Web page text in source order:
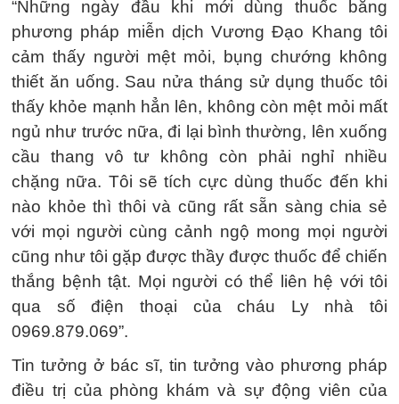
“Những ngày đầu khi mới dùng thuốc bằng
phương pháp miễn dịch Vương Đạo Khang tôi
cảm thấy người mệt mỏi, bụng chướng không
thiết ăn uống. Sau nửa tháng sử dụng thuốc tôi
thấy khỏe mạnh hẳn lên, không còn mệt mỏi mất
ngủ như trước nữa, đi lại bình thường, lên xuống
cầu thang vô tư không còn phải nghỉ nhiều
chặng nữa. Tôi sẽ tích cực dùng thuốc đến khi
nào khỏe thì thôi và cũng rất sẵn sàng chia sẻ
với mọi người cùng cảnh ngộ mong mọi người
cũng như tôi gặp được thầy được thuốc để chiến
thắng bệnh tật. Mọi người có thể liên hệ với tôi
qua số điện thoại của cháu Ly nhà tôi
0969.879.069”.
Tin tưởng ở bác sĩ, tin tưởng vào phương pháp
điều trị của phòng khám và sự động viên của